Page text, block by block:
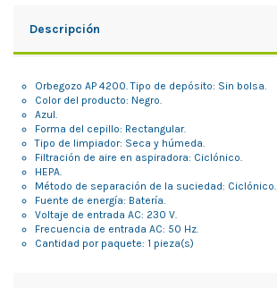
Descripción
Orbegozo AP 4200. Tipo de depósito: Sin bolsa.
Color del producto: Negro.
Azul.
Forma del cepillo: Rectangular.
Tipo de limpiador: Seca y húmeda.
Filtración de aire en aspiradora: Ciclónico.
HEPA.
Método de separación de la suciedad: Ciclónico.
Fuente de energía: Batería.
Voltaje de entrada AC: 230 V.
Frecuencia de entrada AC: 50 Hz.
Cantidad por paquete: 1 pieza(s)